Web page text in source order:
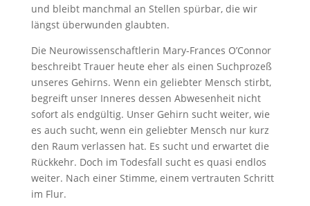
und bleibt manchmal an Stellen spürbar, die wir
längst überwunden glaubten.
Die Neurowissenschaftlerin Mary-Frances O’Connor
beschreibt Trauer heute eher als einen Suchprozeß
unseres Gehirns. Wenn ein geliebter Mensch stirbt,
begreift unser Inneres dessen Abwesenheit nicht
sofort als endgültig. Unser Gehirn sucht weiter, wie
es auch sucht, wenn ein geliebter Mensch nur kurz
den Raum verlassen hat. Es sucht und erwartet die
Rückkehr. Doch im Todesfall sucht es quasi endlos
weiter. Nach einer Stimme, einem vertrauten Schritt
im Flur.